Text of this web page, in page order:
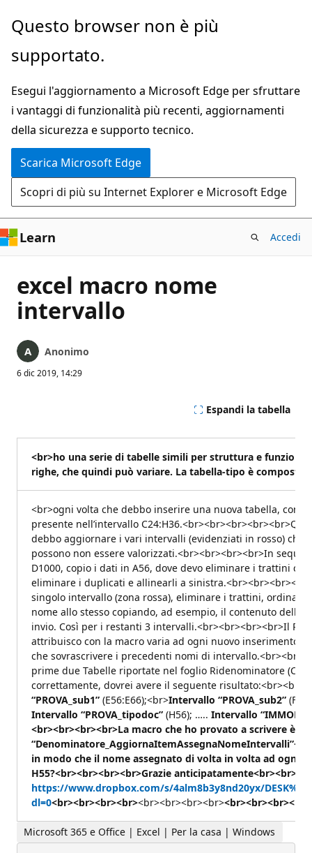
Ignora
passa
contenuto
principale
Questo browser non è più
supportato.
Esegui l'aggiornamento a Microsoft Edge per sfruttare
i vantaggi di funzionalità più recenti, aggiornamenti
della sicurezza e supporto tecnico.
Scarica Microsoft Edge
Scopri di più su Internet Explorer e Microsoft Edge
Learn Accedi
excel macro nome
intervallo
Anonimo
6 dic 2019, 14:29
Espandi la tabella
<br>ho una serie di tabelle simili per struttura e
righe, che quindi può variare. La tabella-tipo è composta
<br>ogni volta che debbo inserire una nuova tabella, con
presente nell’intervallo
debbo aggiornare i vari intervalli (evidenziati in rosso)
possono non essere valorizzati.<br><br><br><br>In
D1000, copio i dati in A56, dove devo eliminare i trattini
eliminare i duplicati e allinearli a
singolo intervallo (zona rossa), eliminare i trattini,
nome allo stesso copiando, ad esempio, il contenuto della
invio. Così per i restanti 3 intervalli.<br><br><br><br>Il
attribuisco con la macro varia ad ogni nuovo inserimento
che sovrascrivere i precedenti nomi di
prime due Tabelle riportate nel foglio Ridenominatore
correttamente, dovrei avere il seguente
“PROVA_sub1” (E56:E66);<br>Intervallo “PROVA_sub2”
Intervallo “PROVA_tipodoc” (H56); ….. Intervallo
<br><br><br><br>La macro che ho provato a scrivere è
in modo che il nome assegnato di volta in volta ad ogni
H55?<br><br><br><br>Grazie
https://www.dropbox.com/s/4alm8b3y8nd20yx/
dl=0<br><br><br><br><br><br><br><br><br><br><br><br>
Microsoft 365 e Office | Excel | Per la casa | Windows